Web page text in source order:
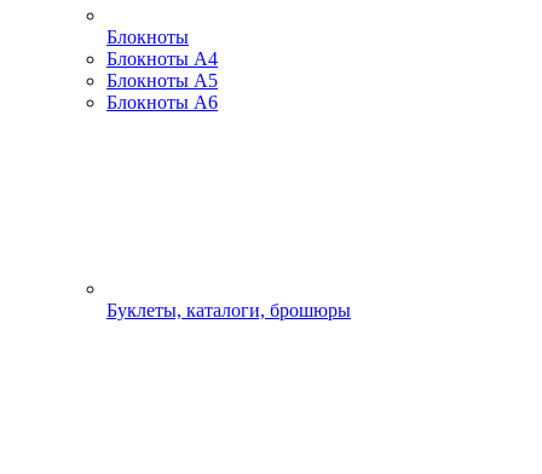
Блокноты
Блокноты А4
Блокноты А5
Блокноты А6
Буклеты, каталоги, брошюры